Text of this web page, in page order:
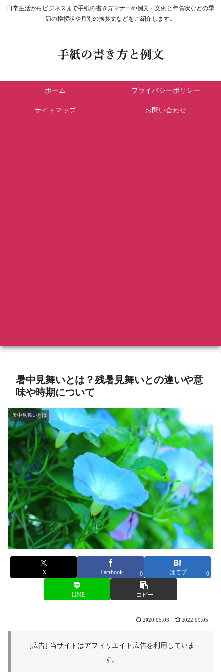
日常生活からビジネスまで手紙の書き方マナーや例文・文例と年賀状などの季
節の挨拶状や月別の挨拶文などをご紹介します。
ホーム プライバシーポリシー
サイトマップ お問い合わせ
暑中見舞いとは？残暑見舞いとの違いや意
味や時期について
暑中見舞いとは
X Facebook 0 はてブ 0
LINE コピー
2020.05.03 2022.09.05
[広告] 当サイトはアフィリエイト広告を利用していま
す。